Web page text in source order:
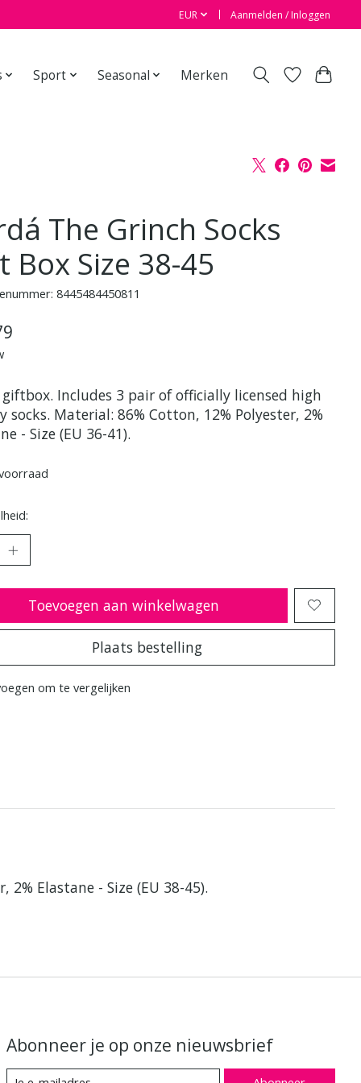
EUR Aanmelden / Inloggen
Sport Seasonal Merken
The Grinch Socks
Box Size 38-45
8445484450811
giftbox. Includes 3 pair of officially licensed high
socks. Material: 86% Cotton, 12% Polyester, 2%
- Size (EU 36-41).
Toevoegen aan winkelwagen
Plaats bestelling
om te vergelijken
Elastane - Size (EU 38-45).
Abonneer je op onze nieuwsbrief